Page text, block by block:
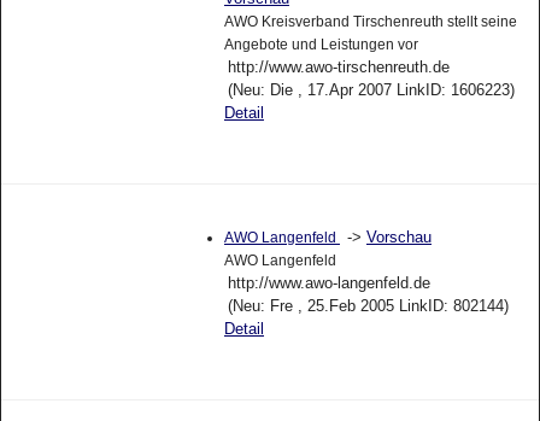
AWO Kreisverband Tirschenreuth stellt seine
Angebote und Leistungen vor
http://www.awo-tirschenreuth.de
(Neu: Die , 17.Apr 2007 LinkID: 1606223)
Detail
AWO Langenfeld -> Vorschau
AWO Langenfeld
http://www.awo-langenfeld.de
(Neu: Fre , 25.Feb 2005 LinkID: 802144)
Detail